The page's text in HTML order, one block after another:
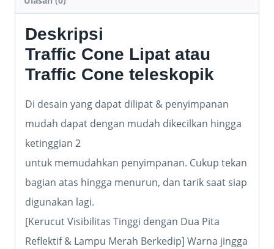
Deskripsi
Traffic Cone Lipat atau
Traffic Cone teleskopik
Di desain yang dapat dilipat & penyimpanan
mudah dapat dengan mudah dikecilkan hingga
ketinggian 2
untuk memudahkan penyimpanan. Cukup tekan
bagian atas hingga menurun, dan tarik saat siap
digunakan lagi.
[Kerucut Visibilitas Tinggi dengan Dua Pita
Reflektif & Lampu Merah Berkedip] Warna jingga